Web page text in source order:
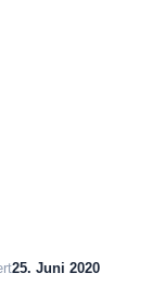
25. Juni 2020